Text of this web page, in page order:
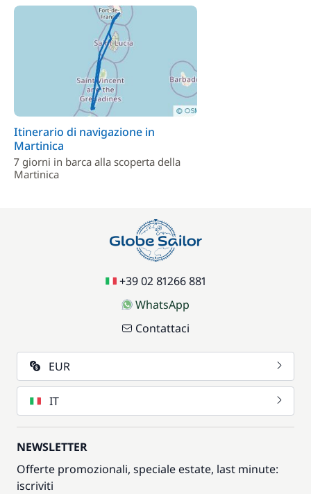
Itinerario di navigazione in
Martinica
7 giorni in barca alla scoperta della
Martinica
+39 02 81266 881
WhatsApp
Contattaci
EUR
IT
NEWSLETTER
Offerte promozionali, speciale estate, last minute:
iscriviti